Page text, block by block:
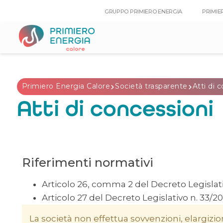
GRUPPO PRIMIERO ENERGIA
Primiero Energia Calore Società trasparente Atti di
Atti di concessioni
Riferimenti normativi
Articolo 26, comma 2 del Decreto
Articolo 27 del Decreto Legislativo n. 33/
La società non effettua sovvenzioni,